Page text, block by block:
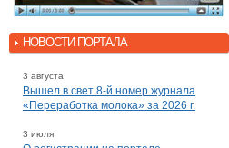
НОВОСТИ ПОРТАЛА
3 августа
Вышел в свет 8-й номер журнала
«Переработка молока» за 2026 г.
3 июля